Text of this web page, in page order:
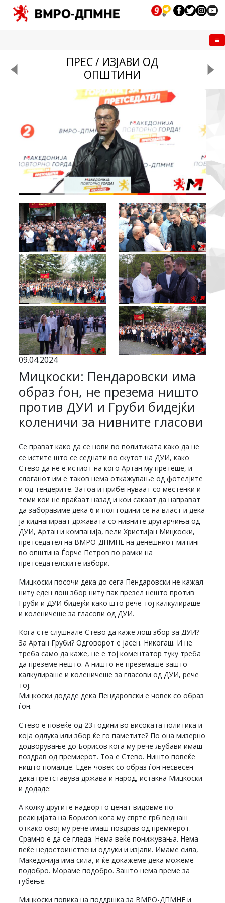
ПРЕС / ИЗЈАВИ ОД
ОПШТИНИ
09.04.2024
Мицкоски: Пендаровски има
образ ѓон, не презема ништо
против ДУИ и Груби бидејќи
коленичи за нивните гласови
Се прават како да се нови во политиката како да не
се истите што се седнати во скутот на ДУИ, како
Стево да не е истиот на кого Артан му претеше, и
слоганот им е таков нема откажување од фотелјите
и од тендерите. Затоа и прибегнуваат со местенки и
теми кои не враќаат назад и кои сакаат да направат
да заборавиме дека 6 и пол години се на власт и дека
ја киднапираат државата со нивните другарчиња од
ДУИ, Артан и компанија, вели Христијан Мицкоски,
претседател на ВМРО-ДПМНЕ на денешниот митинг
во општина Ѓорче Петров во рамки на
претседателските избори.
Мицкоски посочи дека до сега Пендаровски не кажал
ниту еден лош збор ниту пак презел нешто против
Груби и ДУИ бидејќи како што рече тој калкулираше
и коленичеше за гласови од ДУИ.
Кога сте слушнале Стево да каже лош збор за ДУИ?
За Артан Груби? Одговорот е јасен. Никогаш. И не
треба само да каже, не е тој коментатор туку треба
да преземе нешто. А ништо не преземаше зашто
калкулираше и коленичеше за гласови од ДУИ, рече
тој.
Мицкоски додаде дека Пендаровски е човек со образ
ѓон.
Стево е повеќе од 23 години во високата политика и
која одлука или збор ќе го паметите? По она мизерно
додворување до Борисов кога му рече љубави имаш
поздрав од премиерот. Тоа е Стево. Ништо повеќе
ништо помалце. Еден човек со образ ѓон несвесен
дека претставува држава и народ, истакна Мицкоски
и додаде:
А колку другите надвор го ценат видовме по
реакцијата на Борисов кога му сврте грб веднаш
откако овој му рече имаш поздрав од премиерот.
Срамно е да се гледа. Нема веќе понижувања. Нема
веќе недостоинствени одлуки и изјави. Имаме сила,
Македонија има сила, и ќе докажеме дека можеме
подобро. Мораме подобро. Зашто нема време за
губење.
Мицкоски повика на поддршка за ВМРО-ДПМНЕ и